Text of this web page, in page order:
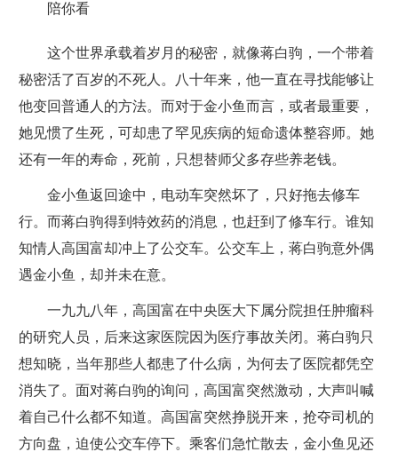
陪你看
这个世界承载着岁月的秘密，就像蒋白驹，一个带着
秘密活了百岁的不死人。八十年来，他一直在寻找能够让
他变回普通人的方法。而对于金小鱼而言，或者最重要，
她见惯了生死，可却患了罕见疾病的短命遗体整容师。她
还有一年的寿命，死前，只想替师父多存些养老钱。
金小鱼返回途中，电动车突然坏了，只好拖去修车
行。而蒋白驹得到特效药的消息，也赶到了修车行。谁知
知情人高国富却冲上了公交车。公交车上，蒋白驹意外偶
遇金小鱼，却并未在意。
一九九八年，高国富在中央医大下属分院担任肿瘤科
的研究人员，后来这家医院因为医疗事故关闭。蒋白驹只
想知晓，当年那些人都患了什么病，为何去了医院都凭空
消失了。面对蒋白驹的询问，高国富突然激动，大声叫喊
着自己什么都不知道。高国富突然挣脱开来，抢夺司机的
方向盘，迫使公交车停下。乘客们急忙散去，金小鱼见还